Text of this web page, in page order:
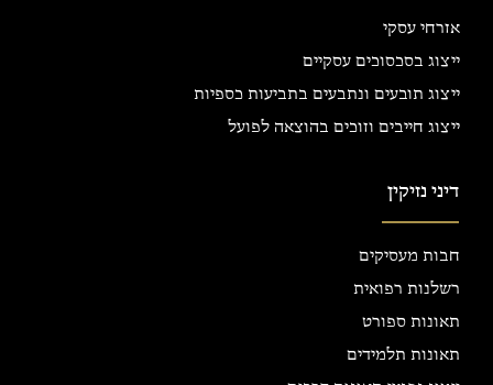
אזרחי עסקי
ייצוג בסכסוכים עסקיים
ייצוג תובעים ונתבעים בתביעות כספיות
ייצוג חייבים וזוכים בהוצאה לפועל
דיני נזיקין
חבות מעסיקים
רשלנות רפואית
תאונות ספורט
תאונות תלמידים